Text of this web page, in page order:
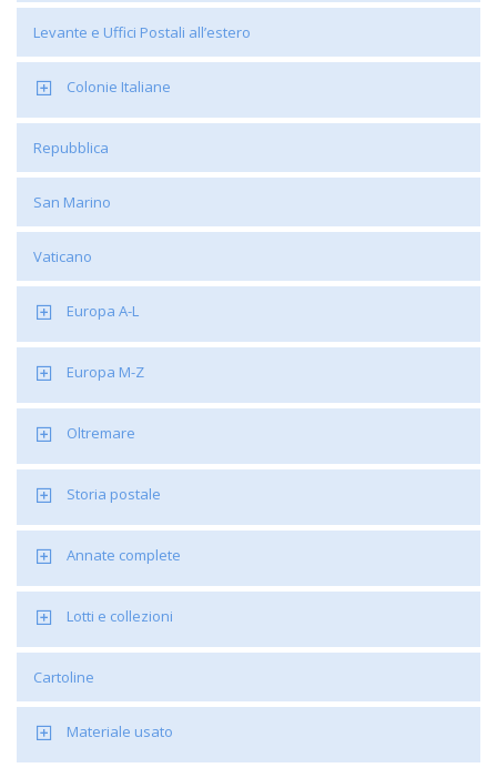
Levante e Uffici Postali all’estero
Colonie Italiane
Repubblica
San Marino
Vaticano
Europa A-L
Europa M-Z
Oltremare
Storia postale
Annate complete
Lotti e collezioni
Cartoline
Materiale usato